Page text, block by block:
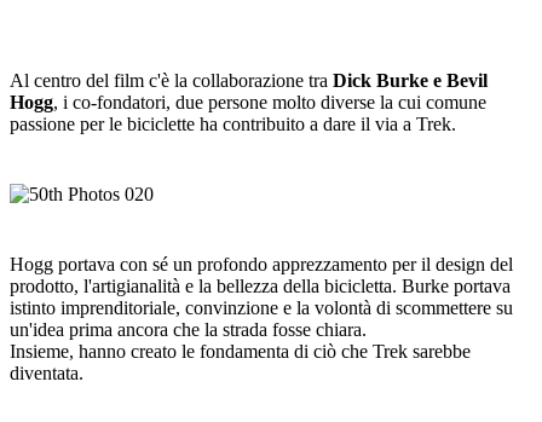
Al centro del film c'è la collaborazione tra Dick Burke e Bevil
Hogg, i co-fondatori, due persone molto diverse la cui comune
passione per le biciclette ha contribuito a dare il via a Trek.
Hogg portava con sé un profondo apprezzamento per il design del
prodotto, l'artigianalità e la bellezza della bicicletta. Burke portava
istinto imprenditoriale, convinzione e la volontà di scommettere su
un'idea prima ancora che la strada fosse chiara.
Insieme, hanno creato le fondamenta di ciò che Trek sarebbe
diventata.